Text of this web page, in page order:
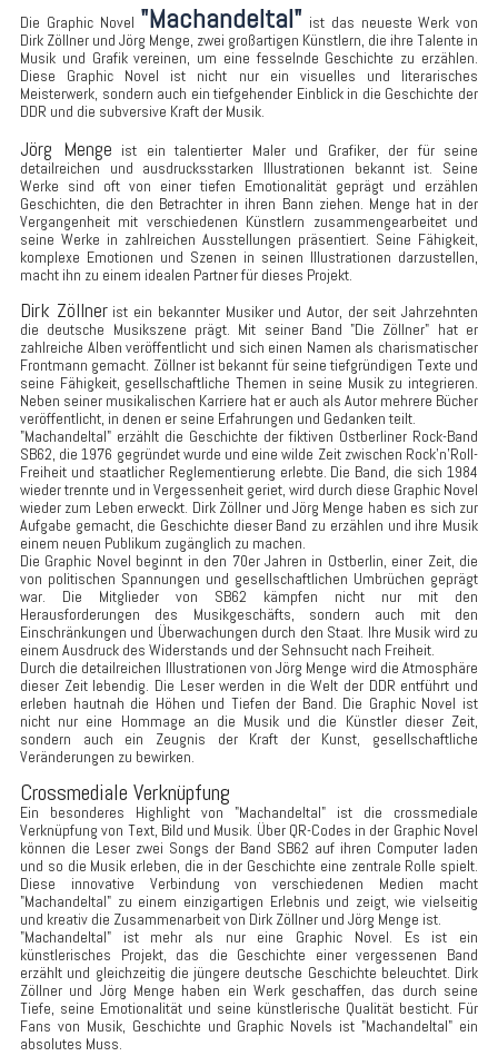
Die Graphic Novel "Machandeltal" ist das neueste Werk von
Dirk Zöllner und Jörg Menge, zwei großartigen Künstlern, die ihre Talente in
Musik und Grafik vereinen, um eine fesselnde Geschichte zu erzählen.
Diese Graphic Novel ist nicht nur ein visuelles und literarisches
Meisterwerk, sondern auch ein tiefgehender Einblick in die Geschichte der
DDR und die subversive Kraft der Musik.
Jörg Menge ist ein talentierter Maler und Grafiker, der für seine
detailreichen und ausdrucksstarken Illustrationen bekannt ist. Seine
Werke sind oft von einer tiefen Emotionalität geprägt und erzählen
Geschichten, die den Betrachter in ihren Bann ziehen. Menge hat in der
Vergangenheit mit verschiedenen Künstlern zusammengearbeitet und
seine Werke in zahlreichen Ausstellungen präsentiert. Seine Fähigkeit,
komplexe Emotionen und Szenen in seinen Illustrationen darzustellen,
macht ihn zu einem idealen Partner für dieses Projekt.
Dirk Zöllner ist ein bekannter Musiker und Autor, der seit Jahrzehnten
die deutsche Musikszene prägt. Mit seiner Band "Die Zöllner" hat er
zahlreiche Alben veröffentlicht und sich einen Namen als charismatischer
Frontmann gemacht. Zöllner ist bekannt für seine tiefgründigen Texte und
seine Fähigkeit, gesellschaftliche Themen in seine Musik zu integrieren.
Neben seiner musikalischen Karriere hat er auch als Autor mehrere Bücher
veröffentlicht, in denen er seine Erfahrungen und Gedanken teilt.
"Machandeltal" erzählt die Geschichte der fiktiven Ostberliner Rock-Band
SB62, die 1976 gegründet wurde und eine wilde Zeit zwischen Rock'n'Roll-
Freiheit und staatlicher Reglementierung erlebte. Die Band, die sich 1984
wieder trennte und in Vergessenheit geriet, wird durch diese Graphic Novel
wieder zum Leben erweckt. Dirk Zöllner und Jörg Menge haben es sich zur
Aufgabe gemacht, die Geschichte dieser Band zu erzählen und ihre Musik
einem neuen Publikum zugänglich zu machen.
Die Graphic Novel beginnt in den 70er Jahren in Ostberlin, einer Zeit, die
von politischen Spannungen und gesellschaftlichen Umbrüchen geprägt
war. Die Mitglieder von SB62 kämpfen nicht nur mit den
Herausforderungen des Musikgeschäfts, sondern auch mit den
Einschränkungen und Überwachungen durch den Staat. Ihre Musik wird zu
einem Ausdruck des Widerstands und der Sehnsucht nach Freiheit.
Durch die detailreichen Illustrationen von Jörg Menge wird die Atmosphäre
dieser Zeit lebendig. Die Leser werden in die Welt der DDR entführt und
erleben hautnah die Höhen und Tiefen der Band. Die Graphic Novel ist
nicht nur eine Hommage an die Musik und die Künstler dieser Zeit,
sondern auch ein Zeugnis der Kraft der Kunst, gesellschaftliche
Veränderungen zu bewirken.
Crossmediale Verknüpfung
Ein besonderes Highlight von "Machandeltal" ist die crossmediale
Verknüpfung von Text, Bild und Musik. Über QR-Codes in der Graphic Novel
können die Leser zwei Songs der Band SB62 auf ihren Computer laden
und so die Musik erleben, die in der Geschichte eine zentrale Rolle spielt.
Diese innovative Verbindung von verschiedenen Medien macht
"Machandeltal" zu einem einzigartigen Erlebnis und zeigt, wie vielseitig
und kreativ die Zusammenarbeit von Dirk Zöllner und Jörg Menge ist.
"Machandeltal" ist mehr als nur eine Graphic Novel. Es ist ein
künstlerisches Projekt, das die Geschichte einer vergessenen Band
erzählt und gleichzeitig die jüngere deutsche Geschichte beleuchtet. Dirk
Zöllner und Jörg Menge haben ein Werk geschaffen, das durch seine
Tiefe, seine Emotionalität und seine künstlerische Qualität besticht. Für
Fans von Musik, Geschichte und Graphic Novels ist "Machandeltal" ein
absolutes Muss.